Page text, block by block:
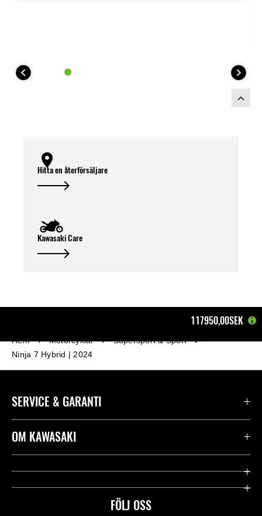
Hitta en återförsäljare
Kawasaki Care
117950,00SEK
Hem Motorcyklar
Supersport & Sport
Ninja 7 Hybrid | 2024
FÖLJ OSS
SERVICE & GARANTI
Kontakta oss
Användbara länkar
OM KAWASAKI
Företag